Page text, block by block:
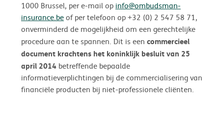
1000 Brussel, per e-mail op info@ombudsman-
insurance.beof per telefoon op +32 (0) 2 547 58 71,
onverminderd de mogelijkheid om een gerechtelijke
procedure aan te spannen. Dit is een commercieel
document krachtens het koninklijk besluit van 25
april 2014 betreffende bepaalde
informatieverplichtingen bij de commercialisering van
financiële producten bij niet-professionele cliënten.